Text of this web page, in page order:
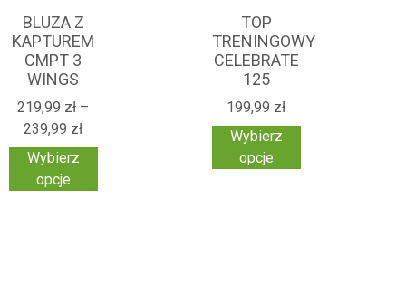
BLUZA Z
KAPTUREM
CMPT 3
WINGS
219,99 zł –
239,99 zł
Wybierz
opcje
TOP
TRENINGOWY
CELEBRATE
125
199,99 zł
Wybierz
opcje